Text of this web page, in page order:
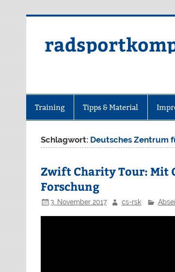
Training Tipps & Material
Schlagwort: Deutsches Zentrum
Zwift Charity Tour: Mit
Forschung
3. November 2017 cs-rsk